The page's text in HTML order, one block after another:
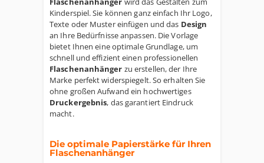
Kinderspiel. Sie können ganz einfach Ihr Logo,
Texte oder Muster einfügen und das Design
an Ihre Bedürfnisse anpassen. Die Vorlage
bietet Ihnen eine optimale Grundlage, um
schnell und effizient einen professionellen
Flaschenanhänger zu erstellen, der Ihre
Marke perfekt widerspiegelt. So erhalten Sie
ohne großen Aufwand ein hochwertiges
Druckergebnis, das garantiert Eindruck
macht.
Die optimale Papierstärke für Ihren
Flaschenanhänger